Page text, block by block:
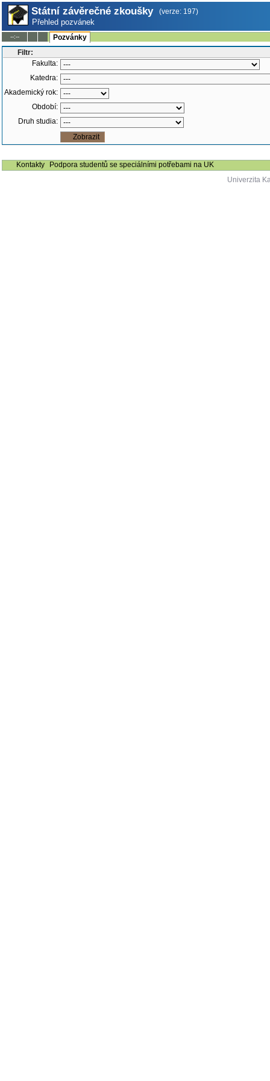
Státní závěrečné zkoušky (verze: 197)
Přehled pozvánek
--:--
Pozvánky
Filtr:
Fakulta:
Katedra:
Akademický rok:
Období:
Druh studia:
Kontakty
Podpora studentů se speciálními potřebami na UK
Univerzita